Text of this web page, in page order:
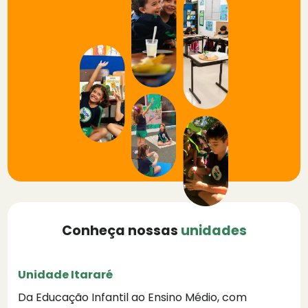
Conheça nossas unidades
Unidade Itararé
Da Educação Infantil ao Ensino Médio, com